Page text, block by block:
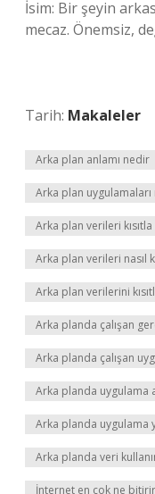
İsim: Bir şeyin
mecaz. Önemsiz,
Tarih: Makaleler
Arka plan anlamı nedir
Arka plan
Arka plan verileri kısıtla
Arka plan verileri nasıl
Arka plan verilerini
Arka planda çalışan
Arka planda çalışan
Arka planda uygulama
Arka planda uygulama
Arka planda veri
İnternet en çok ne bitirir